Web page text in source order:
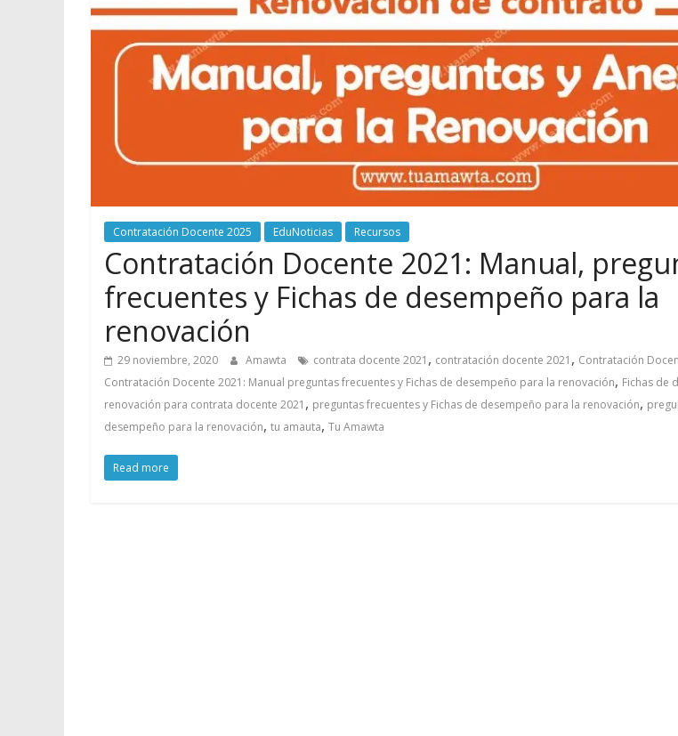
Contratación Docente 2025 EduNoticias Recursos
Contratación Docente 2021: Manual,
frecuentes y Fichas de desempeño para la
renovación
29 noviembre, 2020 Amawta contrata docente 2021 , contratación docente 2021 , Contratación
Contratación Docente 2021: Manual preguntas frecuentes y Fichas de desempeño para la renovación, Fichas de
renovación para contrata docente 2021 , preguntas frecuentes y Fichas de desempeño para la renovación,
desempeño para la renovación, tu amauta, Tu Amawta
Read more